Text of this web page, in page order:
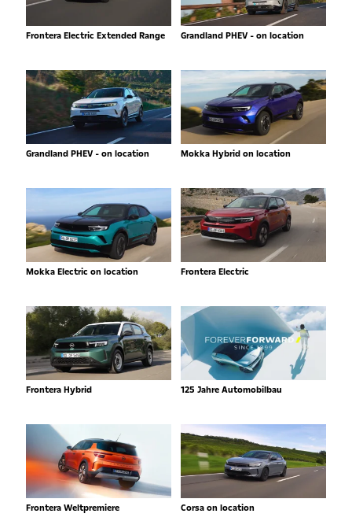
Frontera Electric Extended Range Grandland PHEV - on location
Grandland PHEV - on location Mokka Hybrid on location
Mokka Electric on location Frontera Electric
Frontera Hybrid 125 Jahre Automobilbau
Frontera Weltpremiere Corsa on location